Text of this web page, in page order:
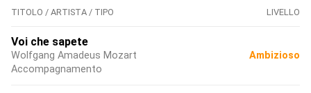
TITOLO / ARTISTA / TIPO LIVELLO
Voi che sapete
Wolfgang Amadeus Mozart
Accompagnamento
Ambizioso